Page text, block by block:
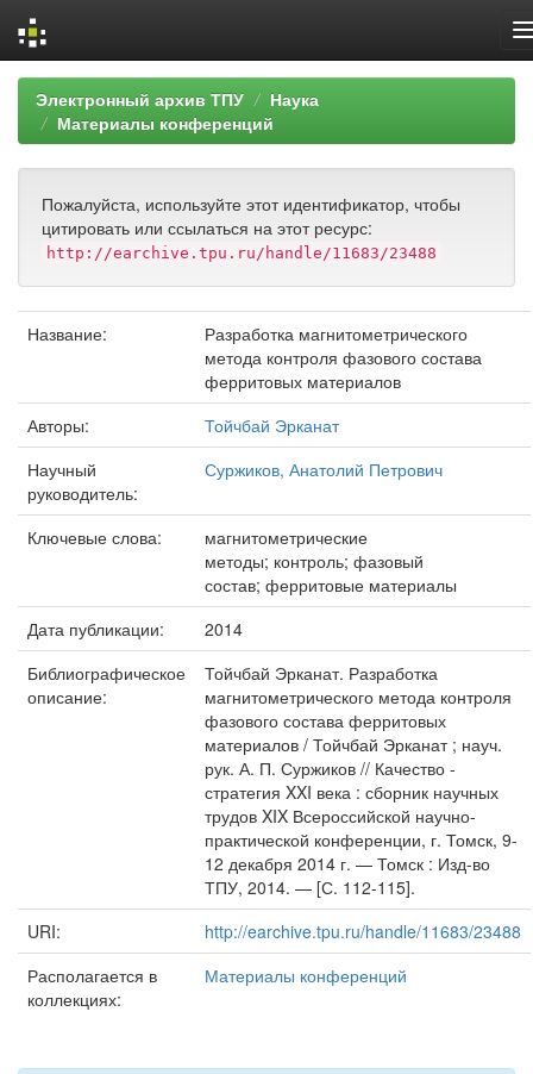
Skip
navigation
Электронный архив ТПУ
Наука
Материалы конференций
Пожалуйста, используйте этот идентификатор, чтобы
цитировать или ссылаться на этот ресурс:
http://earchive.tpu.ru/handle/11683/23488
Название:
Разработка магнитометрического
метода контроля фазового состава
ферритовых материалов
Авторы:
Тойчбай Эрканат
Научный
руководитель:
Суржиков, Анатолий Петрович
Ключевые слова:
магнитометрические
методы; контроль; фазовый
состав; ферритовые материалы
Дата публикации:
2014
Библиографическое
описание:
Тойчбай Эрканат. Разработка
магнитометрического метода контроля
фазового состава ферритовых
материалов / Тойчбай Эрканат ; науч.
рук. А. П. Суржиков // Качество -
стратегия XXI века : сборник научных
трудов XIX Всероссийской научно-
практической конференции, г. Томск, 9-
12 декабря 2014 г. — Томск : Изд-во
ТПУ, 2014. — [С. 112-115].
URI:
http://earchive.tpu.ru/handle/11683/23488
Располагается в
коллекциях:
Материалы конференций